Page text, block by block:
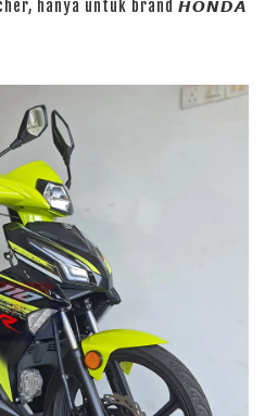
hanya untuk brand 𝙃𝙊𝙉𝘿𝘼